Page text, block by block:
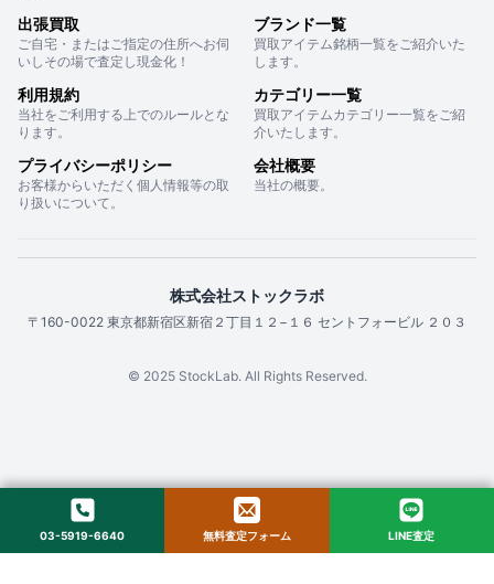
出張買取
ご自宅・またはご指定の住所へお伺
いしその場で査定し現金化！
ブランド一覧
買取アイテム銘柄一覧をご紹介いた
します。
利用規約
当社をご利用する上でのルールとな
ります。
カテゴリー一覧
買取アイテムカテゴリー一覧をご紹
介いたします。
プライバシーポリシー
お客様からいただく個人情報等の取
り扱いについて。
会社概要
当社の概要。
株式会社ストックラボ
〒160-0022 東京都新宿区新宿２丁目１２−１６ セントフォービル ２０３
© 2025 StockLab. All Rights Reserved.
03-5919-6640 無料査定フォーム LINE査定